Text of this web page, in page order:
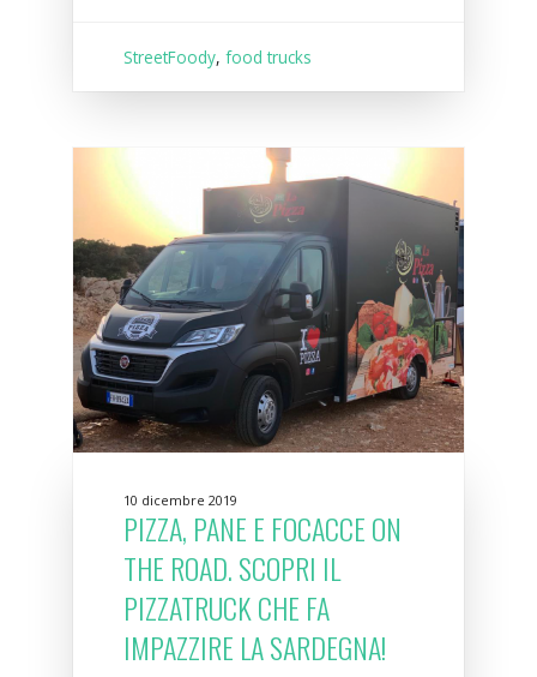
StreetFoody,food trucks
10 dicembre 2019
PIZZA, PANE E FOCACCE ON
THE ROAD. SCOPRI IL
PIZZATRUCK CHE FA
IMPAZZIRE LA SARDEGNA!